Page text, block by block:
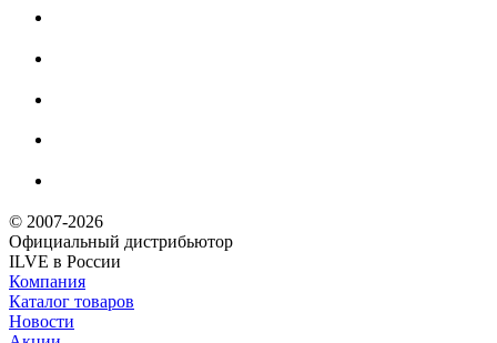
© 2007-2026
Официальный дистрибьютoр
ILVE в России
Компания
Каталог товаров
Новости